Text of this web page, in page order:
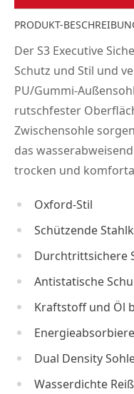
PRODUKT-
Der S3 Executive
Schutz und Stil und
PU/Gummi-
rutschfester
Zwischensohle
das
trocken und
Oxford-Stil
Schützende
Durchtrittsichere
Antistatische
Kraftstoff und Öl
Dual Density
Wasserdichte